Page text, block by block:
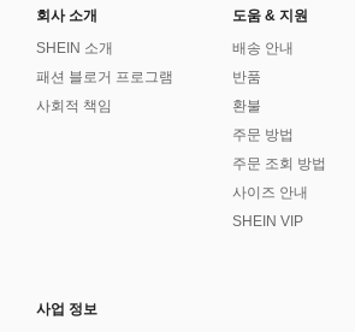
회사 소개
SHEIN 소개
패션 블로거 프로그램
사회적 책임
도움 & 지원
배송 안내
반품
환불
주문 방법
주문 조회 방법
사이즈 안내
SHEIN VIP
사업 정보